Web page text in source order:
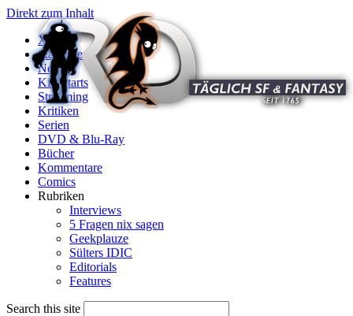
Direkt zum Inhalt
X
Startseite
News
Kinostarts
Streaming
Kritiken
Serien
DVD & Blu-Ray
Bücher
Kommentare
Comics
Rubriken
Interviews
5 Fragen nix sagen
Geekplauze
Sülters IDIC
Editorials
Features
Search this site